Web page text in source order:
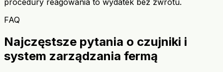
procedury reagowania to wydatek bez zwrotu.
FAQ
Najczęstsze pytania o czujniki i
system zarządzania fermą